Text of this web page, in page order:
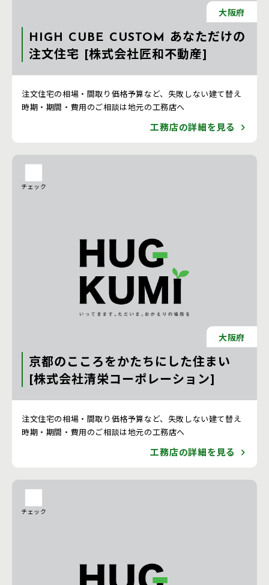
大阪府
HIGH CUBE CUSTOM あなただけの
注文住宅 [株式会社匠和不動産]
注文住宅の相場・間取り価格予算など、失敗しない建て替え
時期・期間・費用のご相談は地元の工務店へ
工務店の詳細を見る
チェック
大阪府
京都のこころをかたちにした住まい
[株式会社清栄コーポレーション]
注文住宅の相場・間取り価格予算など、失敗しない建て替え
時期・期間・費用のご相談は地元の工務店へ
工務店の詳細を見る
チェック